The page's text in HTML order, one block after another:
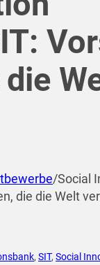
/Social
die die Welt
, SIT, Social